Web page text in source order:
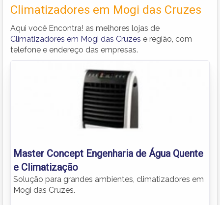
Climatizadores em Mogi das Cruzes
Aqui você Encontra! as melhores lojas de
Climatizadores em Mogi das Cruzes e região, com
telefone e endereço das empresas.
Master Concept Engenharia de Água Quente
e Climatização
Solução para grandes ambientes, climatizadores em
Mogi das Cruzes.